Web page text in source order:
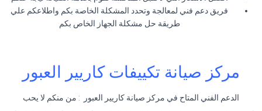
فريق دعم فني لمعالجة وتحدد المشكلة الخاصة بكم واطلاعكم علي
طريقة حل مشكلة الجهاز الخاص بكم
مركز صيانة تكييفات كاريير العبور
الدعم الفني المتاح في مركز صيانة كاريير العبور : من منكم لا يحب